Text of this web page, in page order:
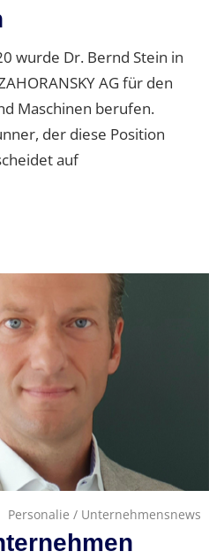
wurde Dr. Bernd Stein in
AG für den
Maschinen berufen.
der diese Position
auf
Personalie / Unternehmensnews